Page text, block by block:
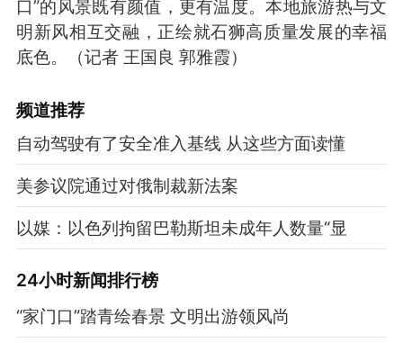
口”的风景既有颜值，更有温度。本地旅游热与文
明新风相互交融，正绘就石狮高质量发展的幸福
底色。（记者 王国良 郭雅霞）
频道推荐
自动驾驶有了安全准入基线 从这些方面读懂
美参议院通过对俄制裁新法案
以媒：以色列拘留巴勒斯坦未成年人数量“显
24小时新闻排行榜
“家门口”踏青绘春景 文明出游领风尚